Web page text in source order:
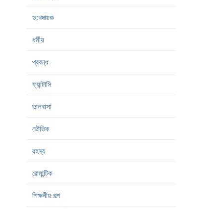
দু:খদায়ক
ধর্মীয়
প্রবন্ধ
ফ্যান্টাসি
ভালবাসা
ভৌতিক
রহস্য
রোমান্টিক
শিক্ষনীয় গল্প